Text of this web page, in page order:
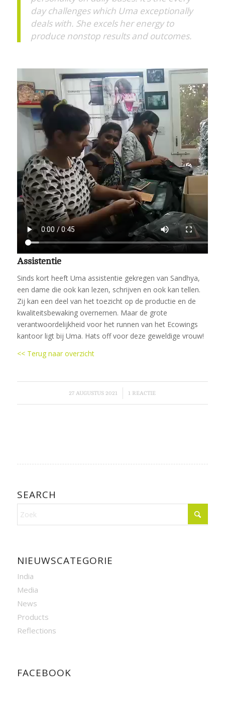
day challenges which Uma exceptionally
deals with. She excels her energy to
produce nonstop results and outcomes.
Assistentie
Sinds kort heeft Uma assistentie gekregen van Sandhya,
een dame die ook kan lezen, schrijven en ook kan tellen.
Zij kan een deel van het toezicht op de productie en de
kwaliteitsbewaking overnemen. Maar de grote
verantwoordelijkheid voor het runnen van het Ecowings
kantoor ligt bij Uma. Hats off voor deze geweldige vrouw!
<< Terug naar overzicht
27 AUGUSTUS 2021
/ 1 REACTIE
SEARCH
NIEUWSCATEGORIE
India
Media
News
Products
Reflections
FACEBOOK